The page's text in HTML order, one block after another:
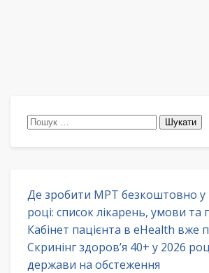
Пошук:
Де зробити МРТ безкоштовно у
році: список лікарень, умови та
Кабінет пацієнта в eHealth вже
Скринінг здоров’я 40+ у 2026
держави на обстеження